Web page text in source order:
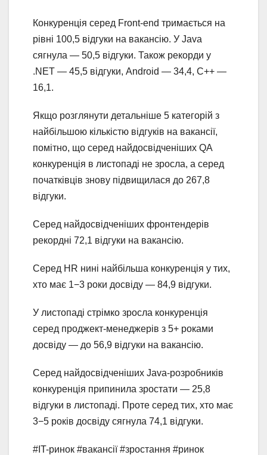
Конкуренція серед Front-end тримається на
рівні 100,5 відгуки на вакансію. У Java
сягнула — 50,5 відгуки. Також рекорди у
.NET — 45,5 відгуки, Android — 34,4, С++ —
16,1.
Якщо розглянути детальніше 5 категорій з
найбільшою кількістю відгуків на вакансії,
помітно, що серед найдосвідченіших QA
конкуренція в листопаді не зросла, а серед
початківців знову підвищилася до 267,8
відгуки.
Серед найдосвідченіших фронтендерів
рекордні 72,1 відгуки на вакансію.
Серед HR нині найбільша конкуренція у тих,
хто має 1−3 роки досвіду — 84,9 відгуки.
У листопаді стрімко зросла конкуренція
серед проджект-менеджерів з 5+ роками
досвіду — до 56,9 відгуки на вакансію.
Серед найдосвідченіших Java-розробників
конкуренція припинила зростати — 25,8
відгуки в листопаді. Проте серед тих, хто має
3−5 років досвіду сягнула 74,1 відгуки.
#IT-ринок #вакансії #зростання #ринок